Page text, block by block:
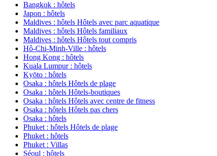
Bangkok : hôtels
Japon : hôtels
Maldives : hôtels Hôtels avec parc aquatique
Maldives : hôtels Hôtels familiaux
Maldives : hôtels Hôtels tout compris
Hô-Chi-Minh-Ville : hôtels
Hong Kong : hôtels
Kuala Lumpur : hôtels
Kyōto : hôtels
Osaka : hôtels Hôtels de plage
Osaka : hôtels Hôtels-boutiques
Osaka : hôtels Hôtels avec centre de fitness
Osaka : hôtels Hôtels pas chers
Osaka : hôtels
Phuket : hôtels Hôtels de plage
Phuket : hôtels
Phuket : Villas
Séoul : hôtels